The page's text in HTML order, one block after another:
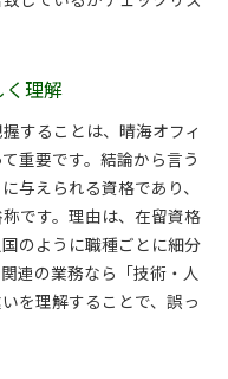
く理解
することは、晴海オフィ
重要です。結論から言う
与えられる資格であり、
です。理由は、在留資格
のように職種ごとに細分
連の業務なら「技術・人
を理解することで、誤っ